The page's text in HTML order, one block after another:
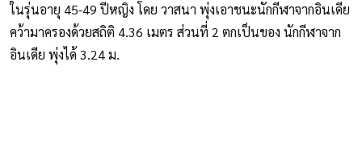
ในรุ่นอายุ 45-49 ปีหญิง โดย วาสนา พุ่งเอาชนะนักกีฬาจากอินเดีย
คว้ามาครองด้วยสถิติ 4.36 เมตร ส่วนที่ 2 ตกเป็นของ นักกีฬาจาก
อินเดีย พุ่งได้ 3.24 ม.